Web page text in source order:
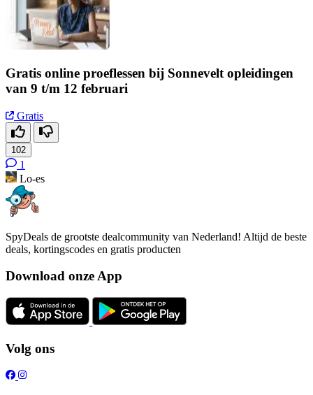
Gratis online proeflessen bij Sonnevelt opleidingen
van 9 t/m 12 februari
Gratis
102
1
Lo-es
SpyDeals de grootste dealcommunity van Nederland! Altijd de beste
deals, kortingscodes en gratis producten
Download onze App
Volg ons